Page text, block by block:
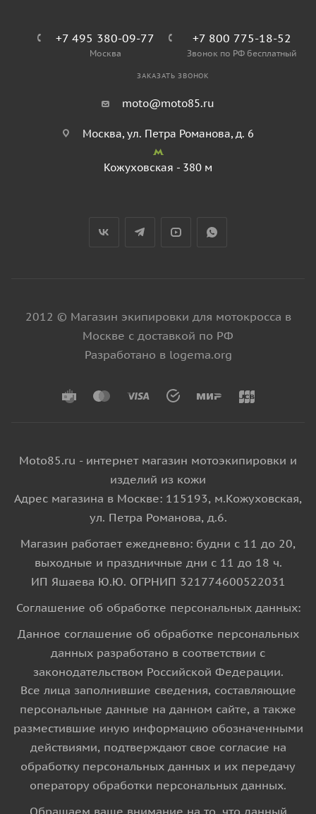
+7 495 380-09-77
Москва
+7 800 775-18-52
Звонок по РФ бесплатный
ЗАКАЗАТЬ ЗВОНОК
moto@moto85.ru
Москва, ул. Петра Романова, д. 6
Кожуховская - 380 м
2012 © Магазин экипировки для мотокросса в
Москве с доставкой по РФ
Разработано в logema.org
Moto85.ru - интернет магазин мотоэкипировки и
изделий из кожи
Адрес магазина в Москве: 115193, м.Кожуховская,
ул. Петра Романова, д.6.
Магазин работает ежедневно: будни с 11 до 20,
выходные и праздничные дни с 11 до 18 ч.
ИП Яшаева Ю.Ю. ОГРНИП 321774600522031
Соглашение об обработке персональных данных:
Данное соглашение об обработке персональных
данных разработано в соответствии с
законодательством Российской Федерации.
Все лица заполнившие сведения, составляющие
персональные данные на данном сайте, а также
разместившие иную информацию обозначенными
действиями, подтверждают свое согласие на
обработку персональных данных и их передачу
оператору обработки персональных данных.